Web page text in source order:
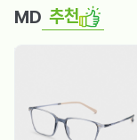
MD 추천